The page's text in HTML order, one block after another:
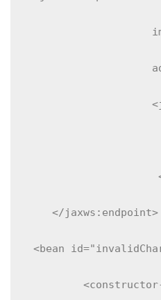
</jaxws:endpoint>
<bean id=